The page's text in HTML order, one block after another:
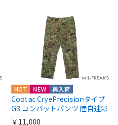
HOT NEW 再入荷
Cootac CryePrecisionタイプ
G3 コンバットパンツ 陸自迷彩
￥11,000